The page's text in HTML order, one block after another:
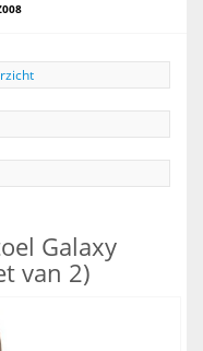
Galaxy
van 2)